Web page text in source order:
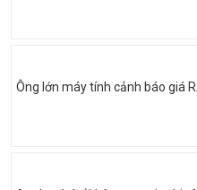
Ông lớn máy tính cảnh báo giá